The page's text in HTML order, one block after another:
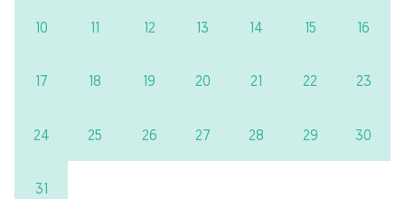
10 11 12 13 14 15 16
17 18 19 20 21 22 23
24 25 26 27 28 29 30
31